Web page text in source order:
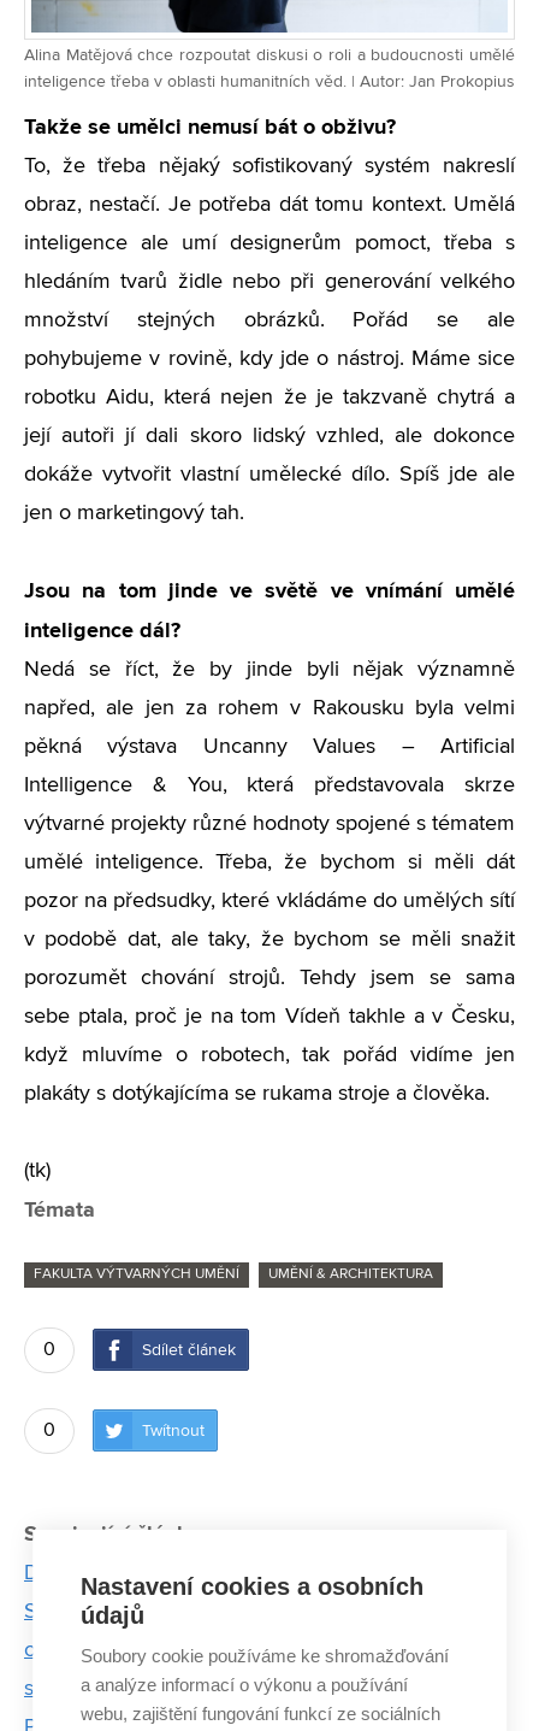
Alina Matějová chce rozpoutat diskusi o roli a budoucnosti umělé
inteligence třeba v oblasti humanitních věd. | Autor: Jan Prokopius
Takže se umělci nemusí bát o obživu?
To, že třeba nějaký sofistikovaný systém nakreslí
obraz, nestačí. Je potřeba dát tomu kontext. Umělá
inteligence ale umí designerům pomoct, třeba s
hledáním tvarů židle nebo při generování velkého
množství stejných obrázků. Pořád se ale
pohybujeme v rovině, kdy jde o nástroj. Máme sice
robotku Aidu, která nejen že je takzvaně chytrá a
její autoři jí dali skoro lidský vzhled, ale dokonce
dokáže vytvořit vlastní umělecké dílo. Spíš jde ale
jen o marketingový tah.
Jsou na tom jinde ve světě ve vnímání umělé
inteligence dál?
Nedá se říct, že by jinde byli nějak významně
napřed, ale jen za rohem v Rakousku byla velmi
pěkná výstava Uncanny Values – Artificial
Intelligence & You, která představovala skrze
výtvarné projekty různé hodnoty spojené s tématem
umělé inteligence. Třeba, že bychom si měli dát
pozor na předsudky, které vkládáme do umělých sítí
v podobě dat, ale taky, že bychom se měli snažit
porozumět chování strojů. Tehdy jsem se sama
sebe ptala, proč je na tom Vídeň takhle a v Česku,
když mluvíme o robotech, tak pořád vidíme jen
plakáty s dotýkajícíma se rukama stroje a člověka.
(tk)
Témata
FAKULTA VÝTVARNÝCH UMĚNÍ UMĚNÍ & ARCHITEKTURA
0 Sdílet článek
0 Twítnout
Související články:
Design.s zahajuje druhý ročník a spouští přihlášky
Stojíme u zrodu stejně revoluční novinky, jako byl
objev fotografie, říká Michal Gabriel o digitálním
sochařství
Nastavení cookies a osobních
údajů
Soubory cookie používáme ke shromažďování
a analýze informací o výkonu a používání
webu, zajištění fungování funkcí ze sociálních